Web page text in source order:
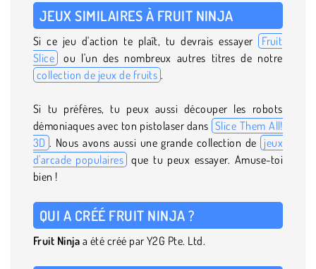
JEUX SIMILAIRES À FRUIT NINJA
Si ce jeu d'action te plaît, tu devrais essayer Fruit
Slice
ou l'un des nombreux autres titres de notre
collection de jeux de fruits .
Si tu préfères, tu peux aussi découper les robots
démoniaques avec ton pistolaser dans Slice Them All!
3D . Nous avons aussi une grande collection de jeux
d'arcade populaires que tu peux essayer. Amuse-toi
bien !
QUI A CRÉÉ FRUIT NINJA ?
Fruit Ninja a été créé par Y2G Pte. Ltd.